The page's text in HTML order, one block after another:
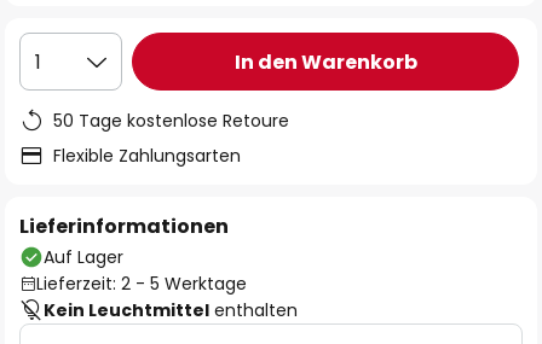
1 In den Warenkorb
50 Tage kostenlose Retoure
Flexible Zahlungsarten
Lieferinformationen
Auf Lager
Lieferzeit: 2 - 5 Werktage
Kein Leuchtmittel enthalten